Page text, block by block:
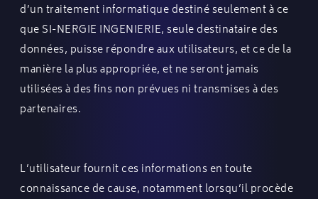
d’un traitement informatique destiné seulement à ce
que SI-NERGIE INGENIERIE, seule destinataire des
données, puisse répondre aux utilisateurs, et ce de la
manière la plus appropriée, et ne seront jamais
utilisées à des fins non prévues ni transmises à des
partenaires.
L’utilisateur fournit ces informations en toute
connaissance de cause, notamment lorsqu’il procède